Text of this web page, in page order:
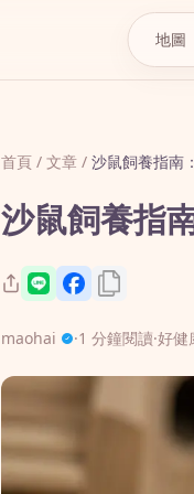
地圖
首頁 / 文章 / 沙鼠飼養指南
沙鼠飼養指
maohai ·1 分鐘閱讀·好健